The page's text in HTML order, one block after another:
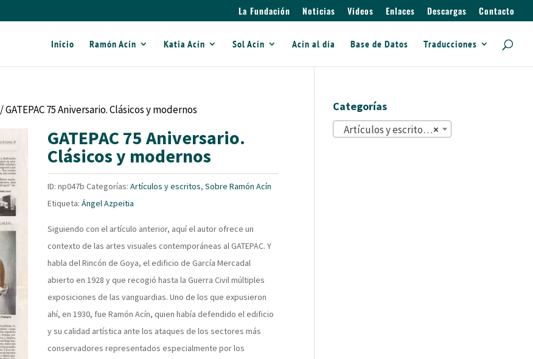
La Fundación Noticias Videos Enlaces Descargas Contacto
Inicio Ramón Acín Katia Acín Sol Acín Acín al día Base de Datos Traducciones
/ GATEPAC 75 Aniversario. Clásicos y modernos
GATEPAC 75 Aniversario.
Clásicos y modernos
ID:np047b Categorías:Artículos y escritos,Sobre Ramón Acín
Etiqueta:Ángel Azpeitia
Siguiendo con el artículo anterior, aquí el autor ofrece un
contexto de las artes visuales contemporáneas al GATEPAC. Y
habla del Rincón de Goya, el edificio de García Mercadal
abierto en 1928 y que recogió hasta la Guerra Civil múltiples
exposiciones de las vanguardias. Uno de los que expusieron
ahí, en 1930, fue Ramón Acín, quien había defendido el edificio
y su calidad artística ante los ataques de los sectores más
conservadores representados especialmente por los
Categorías
×
Artículos y escritos (822)